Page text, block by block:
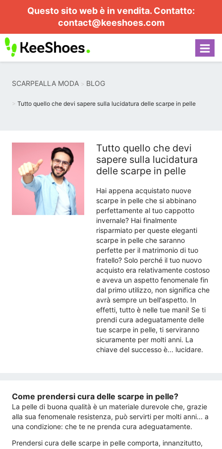
Questo sito web è in vendita. Contatto:
contact@keeshoes.com
SCARPEALLA MODA BLOG
Tutto quello che devi sapere sulla lucidatura delle scarpe in pelle
Tutto quello che devi
sapere sulla lucidatura
delle scarpe in pelle
Hai appena acquistato nuove
scarpe in pelle che si abbinano
perfettamente al tuo cappotto
invernale? Hai finalmente
risparmiato per queste eleganti
scarpe in pelle che saranno
perfette per il matrimonio di tuo
fratello? Solo perché il tuo nuovo
acquisto era relativamente costoso
e aveva un aspetto fenomenale fin
dal primo utilizzo, non significa che
avrà sempre un bell'aspetto. In
effetti, tutto è nelle tue mani! Se ti
prendi cura adeguatamente delle
tue scarpe in pelle, ti serviranno
sicuramente per molti anni. La
chiave del successo è... lucidare.
Come prendersi cura delle scarpe in pelle?
La pelle di buona qualità è un materiale durevole che, grazie
alla sua fenomenale resistenza, può servirti per molti anni... a
una condizione: che te ne prenda cura adeguatamente.
Prendersi cura delle scarpe in pelle comporta, innanzitutto,